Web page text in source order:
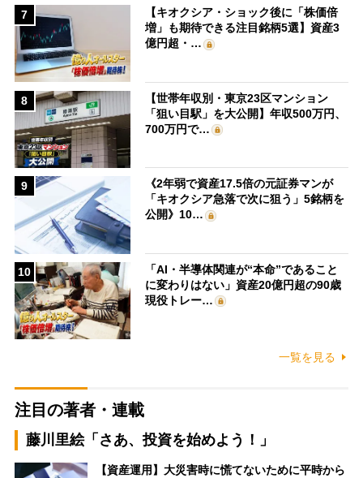
7
【キオクシア・ショック後に「株価倍
増」も期待できる注目銘柄5選】資産3
億円超・…
8
【世帯年収別・東京23区マンション
「狙い目駅」を大公開】年収500万円、
700万円で…
9
《2年弱で資産17.5倍の元証券マンが
「キオクシア急落で次に狙う」5銘柄を
公開》10…
10
「AI・半導体関連が“本命”であること
に変わりはない」資産20億円超の90歳
現役トレー…
一覧を見る
注目の著者・連載
藤川里絵「さあ、投資を始めよう！」
【資産運用】大災害時に慌てないために平時から